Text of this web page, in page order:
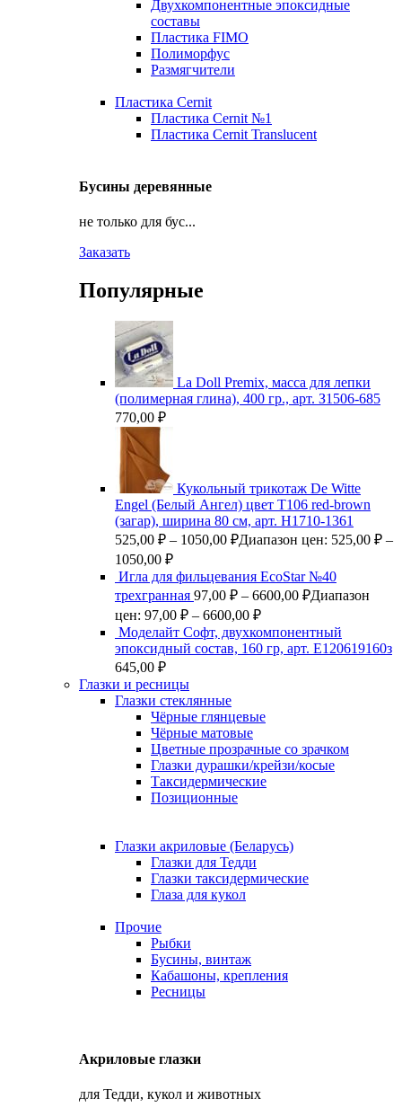
Двухкомпонентные эпоксидные
составы
Пластика FIMO
Полиморфус
Размягчители
Пластика Cernit
Пластика Cernit №1
Пластика Cernit Translucent
Бусины деревянные
не только для бус...
Заказать
Популярные
La Doll Premix, масса для лепки
(полимерная глина), 400 гр., арт. З1506-685
770,00 ₽
Кукольный трикотаж De Witte
Engel (Белый Ангел) цвет Т106 red-brown
(загар), ширина 80 см, арт. Н1710-1361
525,00 ₽ – 1050,00 ₽Диапазон цен: 525,00 ₽ –
1050,00 ₽
Игла для фильцевания EcoStar №40
трехгранная 97,00 ₽ – 6600,00 ₽Диапазон
цен: 97,00 ₽ – 6600,00 ₽
Моделайт Софт, двухкомпонентный
эпоксидный состав, 160 гр, арт. Е120619160з
645,00 ₽
Глазки и ресницы
Глазки стеклянные
Чёрные глянцевые
Чёрные матовые
Цветные прозрачные со зрачком
Глазки дурашки/крейзи/косые
Таксидермические
Позиционные
Глазки акриловые (Беларусь)
Глазки для Тедди
Глазки таксидермические
Глаза для кукол
Прочие
Рыбки
Бусины, винтаж
Кабашоны, крепления
Ресницы
Акриловые глазки
для Тедди, кукол и животных